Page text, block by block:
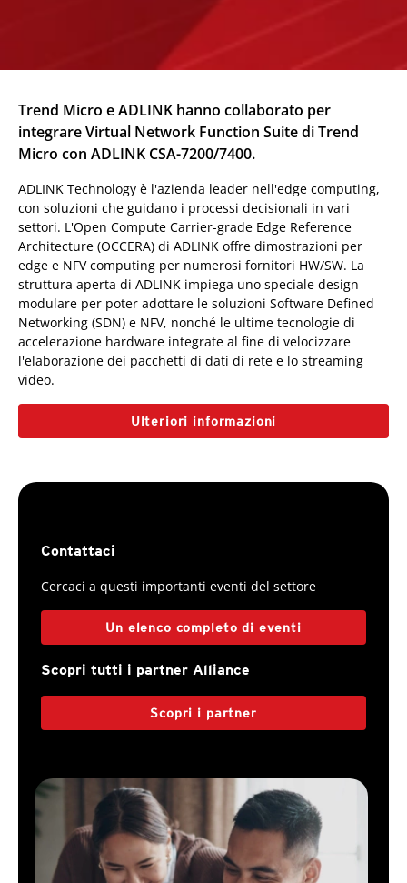
Trend Micro e ADLINK hanno collaborato per
integrare Virtual Network Function Suite di Trend
Micro con ADLINK CSA-7200/7400.
ADLINK Technology è l'azienda leader nell'edge computing,
con soluzioni che guidano i processi decisionali in vari
settori. L'Open Compute Carrier-grade Edge Reference
Architecture (OCCERA) di ADLINK offre dimostrazioni per
edge e NFV computing per numerosi fornitori HW/SW. La
struttura aperta di ADLINK impiega uno speciale design
modulare per poter adottare le soluzioni Software Defined
Networking (SDN) e NFV, nonché le ultime tecnologie di
accelerazione hardware integrate al fine di velocizzare
l'elaborazione dei pacchetti di dati di rete e lo streaming
video.
Ulteriori informazioni
Contattaci
Cercaci a questi importanti eventi del settore
Un elenco completo di eventi
Scopri tutti i partner Alliance
Scopri i partner